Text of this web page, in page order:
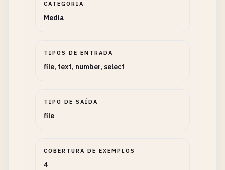
CATEGORIA
Media
TIPOS DE ENTRADA
file, text, number, select
TIPO DE SAÍDA
file
COBERTURA DE EXEMPLOS
4